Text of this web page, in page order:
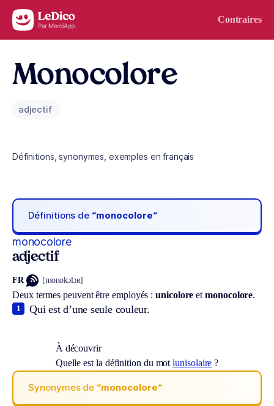
Aller au contenu Contraires
Monocolore
adjectif
Définitions, synonymes, exemples en français
Définitions de “monocolore“
monocolore
adjectif
FR [monokɔlɔʀ]
Deux termes peuvent être employés :unicolore etmonocolore.
Qui est d’une seule couleur.
1
À découvrir
Quelle est la définition du motlunisolaire ?
Synonymes de “monocolore“